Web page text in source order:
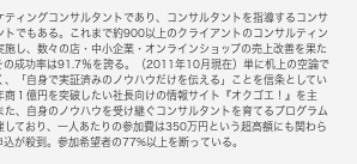
ティングコンサルタントであり、コンサルタントを指導するコンサ
トでもある。これまで約900以上のクライアントのコンサルティン
施し、数々の店・中小企業・オンラインショップの売上改善を果た
の成功率は91.7％を誇る。（2011年10月現在）単に机上の空論で
、「自身で実証済みのノウハウだけを伝える」ことを信条としてい
商１億円を突破したい社長向けの情報サイト『オクゴエ！』を主
た、自身のノウハウを受け継ぐコンサルタントを育てるプログラム
しており、一人あたりの参加費は350万円という超高額にも関わら
込が殺到。参加希望者の77%以上を断っている。